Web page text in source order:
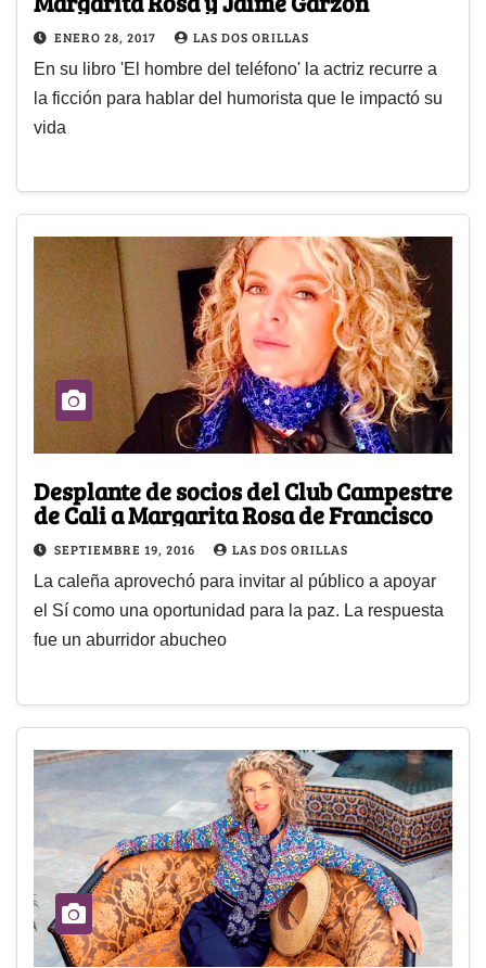
ENERO 28, 2017 LAS DOS ORILLAS
En su libro 'El hombre del teléfono' la actriz recurre a
la ficción para hablar del humorista que le impactó su
vida
Desplante de socios del Club Campestre
de Cali a Margarita Rosa de Francisco
SEPTIEMBRE 19, 2016 LAS DOS ORILLAS
La caleña aprovechó para invitar al público a apoyar
el Sí como una oportunidad para la paz. La respuesta
fue un aburridor abucheo